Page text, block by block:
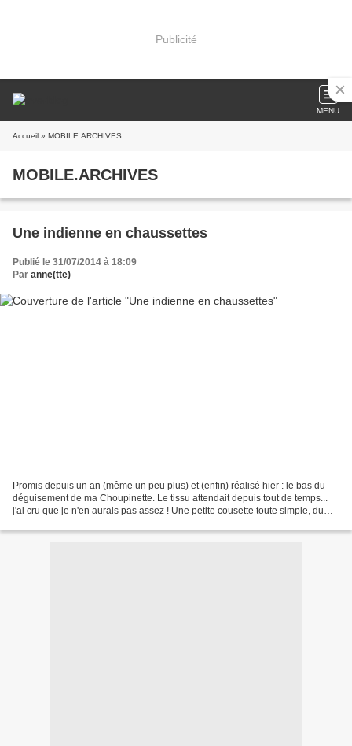
Publicité
MENU
Accueil » MOBILE.ARCHIVES
MOBILE.ARCHIVES
Une indienne en chaussettes
Publié le 31/07/2014 à 18:09
Par anne(tte)
Promis depuis un an (même un peu plus) et (enfin) réalisé hier : le bas du
déguisement de ma Choupinette. Le tissu attendait depuis tout de temps...
j'ai cru que je n'en aurais pas assez ! Une petite cousette toute simple, du